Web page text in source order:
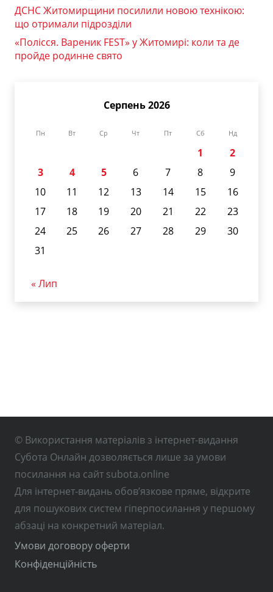
ДСНС Житомирщини посилили новою технікою:
що отримали підрозділи
«Полісся. Вареник FEST» у Житомирі: коли та де
пройде родинне свято
Серпень 2026
Пн Вт Ср Чт Пт Сб Нд
1
2
3
4 5 6 7 8
9
10
11 12 13 14 15
16
17
18 19 20 21 22
23
24
25 26 27 28 29
30
31
« Лип
© Використання матеріалів з інтернет-видання
Субота Онлайн дозволяється лише за умови
посилання на сайт subota.online
Для інтернет-видань обов’язкове пряме, відкрите
для пошукових систем гіперпосилання у першому
абзаці на конкретний матеріал.
Умови договору оферти
Конфіденційність